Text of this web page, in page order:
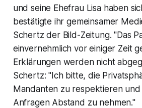
und seine Ehefrau Lisa haben
bestätigte ihr gemeinsamer
Schertz der Bild-Zeitung. "Das
einvernehmlich vor einiger Zeit
Erklärungen werden nicht
Schertz: "Ich bitte, die
Mandanten zu respektieren
Anfragen Abstand zu nehmen."